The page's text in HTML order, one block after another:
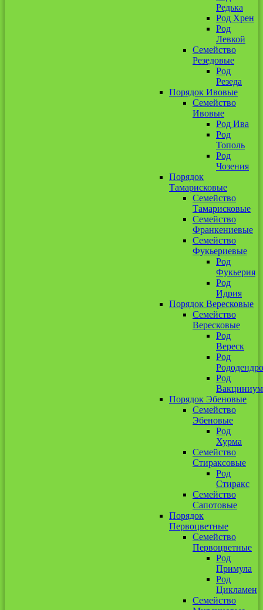
Редька
Род Хрен
Род
Левкой
Семейство
Резедовые
Род
Резеда
Порядок Ивовые
Семейство
Ивовые
Род Ива
Род
Тополь
Род
Чозения
Порядок
Тамарисковые
Семейство
Тамарисковые
Семейство
Франкениевые
Семейство
Фукьериевые
Род
Фукьерия
Род
Идрия
Порядок Вересковые
Семейство
Вересковые
Род
Вереск
Род
Род
Вакциниум
Порядок Эбеновые
Семейство
Эбеновые
Род
Хурма
Семейство
Стираксовые
Род
Стиракс
Семейство
Сапотовые
Порядок
Первоцветные
Семейство
Первоцветные
Род
Примула
Род
Цикламен
Семейство